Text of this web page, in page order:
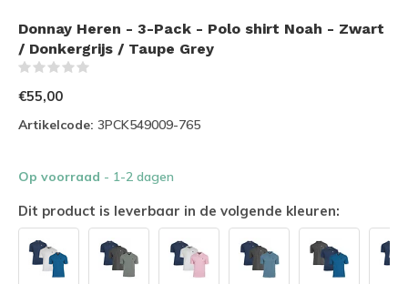
Donnay Heren - 3-Pack - Polo shirt Noah - Zwart
/ Donkergrijs / Taupe Grey
€55,00
Artikelcode: 3PCK549009-765
Op voorraad - 1-2 dagen
Dit product is leverbaar in de volgende kleuren: